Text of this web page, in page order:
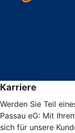
Karriere
Werden Sie Teil
Passau eG: Mit
sich für unsere